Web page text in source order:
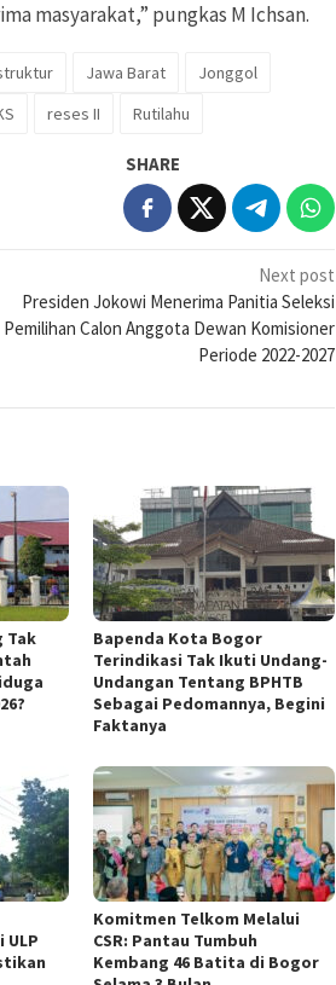
masyarakat,” pungkas M Ichsan.
Jawa Barat
Jonggol
reses II Rutilahu
SHARE
Next post
Presiden Jokowi Menerima Panitia Seleksi
Pemilihan Calon Anggota Dewan Komisioner
Periode 2022-2027
Tak
Bapenda Kota Bogor
Terindikasi Tak Ikuti Undang-
Undangan Tentang BPHTB
Sebagai Pedomannya, Begini
Faktanya
Komitmen Telkom Melalui
CSR: Pantau Tumbuh
Kembang 46 Batita di Bogor